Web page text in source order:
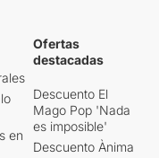
entre los
en
Ofertas
destacadas
Descuento El
Mago Pop 'Nada
es imposible'
Descuento Ànima